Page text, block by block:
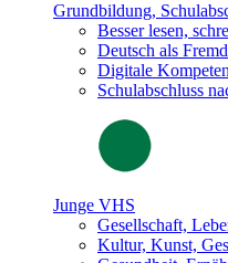
Grundbildung,
Besser lesen,
Deutsch als
Digitale
Schulabschluss
Junge VHS
Gesellschaft,
Kultur, Kunst,